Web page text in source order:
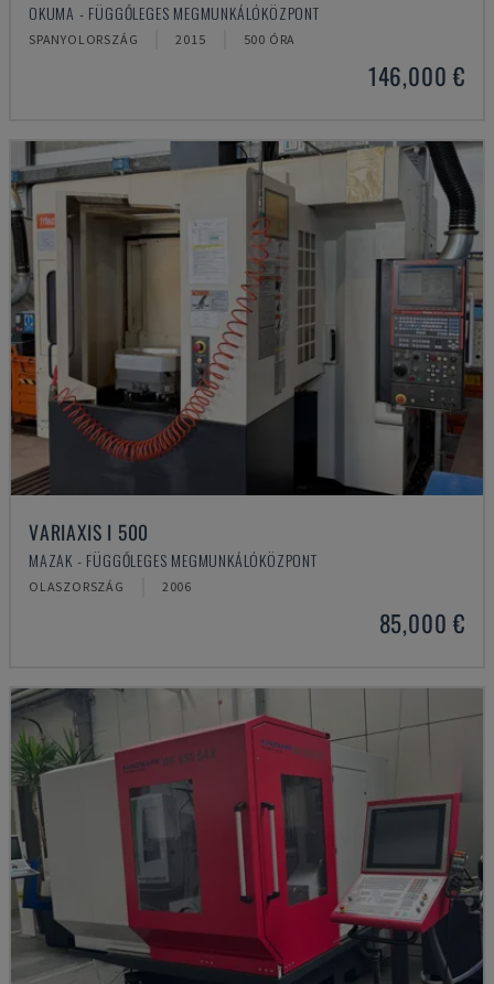
OKUMA - FÜGGŐLEGES MEGMUNKÁLÓKÖZPONT
SPANYOLORSZÁG 2015 500 ÓRA
146,000 €
VARIAXIS I 500
MAZAK - FÜGGŐLEGES MEGMUNKÁLÓKÖZPONT
OLASZORSZÁG 2006
85,000 €